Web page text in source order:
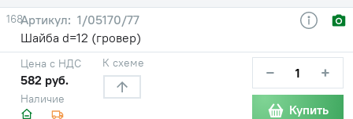
168
1/05170/77
Шайба d=12 (гровер)
Наличие
Цена с НДС
582 руб.
К схеме − +
Купить